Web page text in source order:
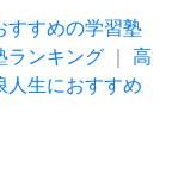
すすめの学習塾
ランキング
高
人生におすすめ